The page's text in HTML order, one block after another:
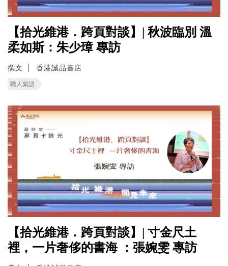
【拾光維港．跨頁對談】| 秋波臨別 溫
柔如斯：朱少璋 專訪
撰文 香港誠品書店
職人絮語
【拾光維港．跨頁對談】| 寸金尺土
裡，一片奢侈的書海 ：張婉雯 專訪